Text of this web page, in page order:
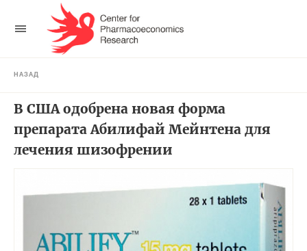
НАЗАД
В США одобрена новая форма
препарата Абилифай Мейнтена для
лечения шизофрении